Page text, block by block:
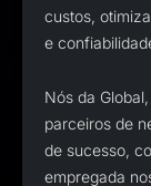
custos,
e
Nós da
parceiros de
de sucesso,
empregada